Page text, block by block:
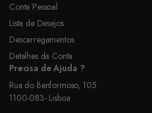
Conta Pessoal
Lista de Desejos
Descarregamentos
Detalhes da Conta
Precisa de Ajuda ?
Rua do Benformoso, 105
1100-083- Lisboa